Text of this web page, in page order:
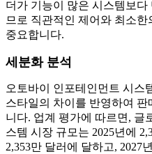
더가 기능이 많은 시스템보
므로 직관적인 제어와 최소한
중요합니다.
세분화 분석
오토바이 인포테인먼트 시스
스타일의 차이를 반영하여
니다. 업계 평가에 따르면, 글
스템 시장 규모는 2025년에
2,353만 달러에 달하고, 2027